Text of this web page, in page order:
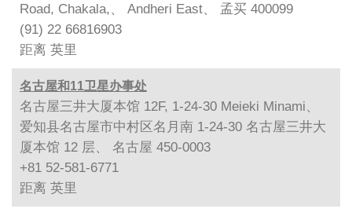
Road, Chakala,、 Andheri East、 孟买 400099
(91) 22 66816903
距离 英里
名古屋和11卫星办事处
名古屋三井大厦本馆 12F, 1-24-30 Meieki Minami、
爱知县名古屋市中村区名月南 1-24-30 名古屋三井大
厦本馆 12 层、 名古屋 450-0003
+81 52-581-6771
距离 英里